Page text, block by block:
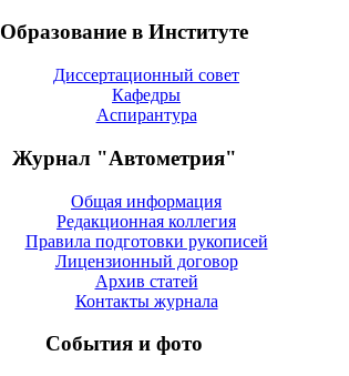
Образование в Институте
Диссертационный совет
Кафедры
Аспирантура
Журнал "Автометрия"
Общая информация
Редакционная коллегия
Правила подготовки рукописей
Лицензионный договор
Архив статей
Контакты журнала
События и фото